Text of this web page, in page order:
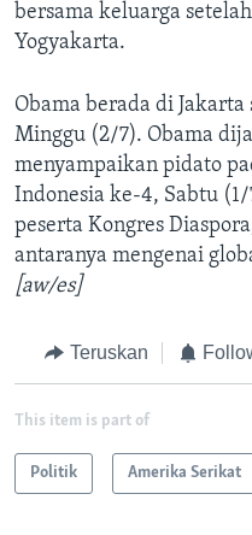
bersama keluarga
Yogyakarta.
Obama berada di
Minggu (2/7). Obama
menyampaikan pidato
Indonesia ke-4, Sabtu
peserta Kongres
antaranya mengenai
[aw/es]
Teruskan
This item is part of
Politik Amerika Serikat